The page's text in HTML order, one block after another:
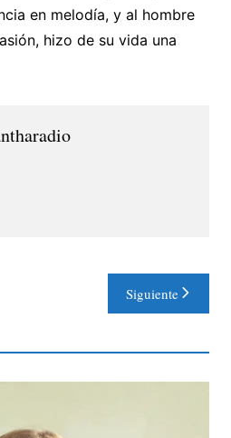
en melodía, y al hombre
hizo de su vida una
Siguiente